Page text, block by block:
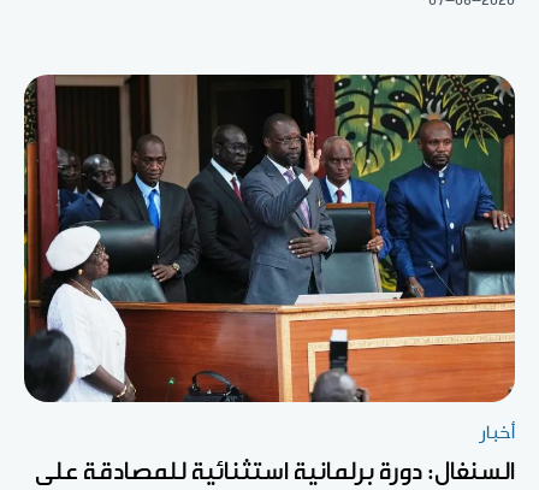
أخبار
السنغال: دورة برلمانية استثنائية للمصادقة على